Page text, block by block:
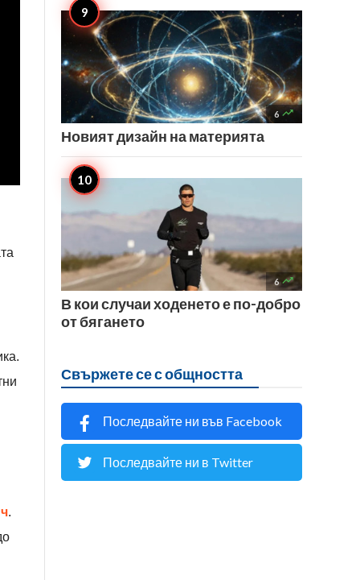
.
6 
Новият дизайн на материята
6 
В кои случаи ходенето е по-добро
от бягането
Свържете се с общността
Последвайте ни във Facebook
Последвайте ни в Twitter